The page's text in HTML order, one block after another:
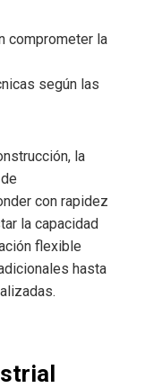
comprometer la
según las
la
con rapidez
la capacidad
flexible
hasta